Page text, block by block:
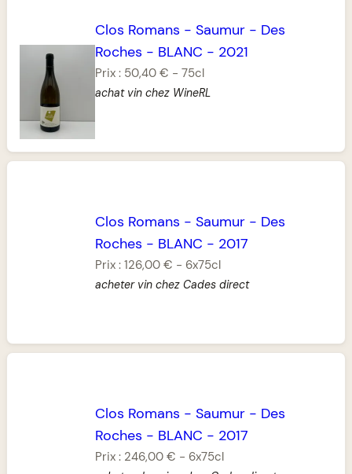
Clos Romans - Saumur- Des
Roches - BLANC - 2021
Prix : 50,40 € - 75cl
achat vin chez WineRL
Clos Romans - Saumur- Des
Roches - BLANC - 2017
Prix : 126,00 € - 6x75cl
acheter vin chez Cades direct
Clos Romans - Saumur- Des
Roches - BLANC - 2017
Prix : 246,00 € - 6x75cl